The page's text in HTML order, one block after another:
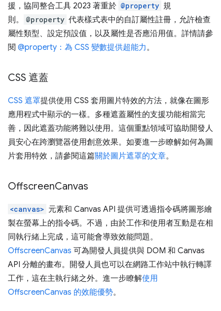
援，協同整合工具 2023 著重於 @property 規
則。
@property 代表樣式表中的自訂屬性註冊，允許檢查
屬性類型、設定預設值，以及屬性是否應沿用值。詳情請參
閱 @property：為 CSS 變數提供超能力。
CSS 遮蓋
CSS 遮罩提供使用 CSS 套用圖片特效的方法，就像在圖形
應用程式中顯示的一樣。多種遮蓋屬性的支援功能相當完
善，因此遮蓋功能將難以使用。這個重點領域可協助開發人
員安心在跨瀏覽器使用創意效果。如要進一步瞭解如何為圖
片套用特效，請參閱這篇關於圖片遮罩的文章。
OffscreenCanvas
<canvas> 元素和 Canvas API 提供可透過指令碼將圖形繪
製在螢幕上的指令碼。不過，由於工作和使用者互動是在相
同執行緒上完成，這可能會導致效能問題。
OffscreenCanvas 可為開發人員提供與 DOM 和 Canvas
API 分離的畫布。開發人員也可以在網路工作站中執行轉譯
工作，這在主執行緒之外。進一步瞭解使用
OffscreenCanvas 的效能優勢。